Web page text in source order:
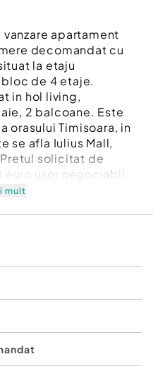
apartament
decomandat cu
la etaju
de 4 etaje.
in hol living,
2 balcoane. Este
orasului Timisoara, in
se afla Iulius Mall,
solicitat de
usor negociabil.
mult